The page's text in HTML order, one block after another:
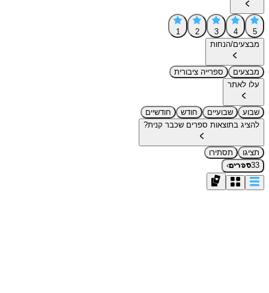
5
4
3
2
1
מבצעים/הנחות
מבצעים
ספרייה ציבורית
עלו לאתר
שבוע שבועיים חודש
חודשיים
להציג בתוצאות ספרים שכבר קנית?
תציגו
תסתירו
33ספרים›